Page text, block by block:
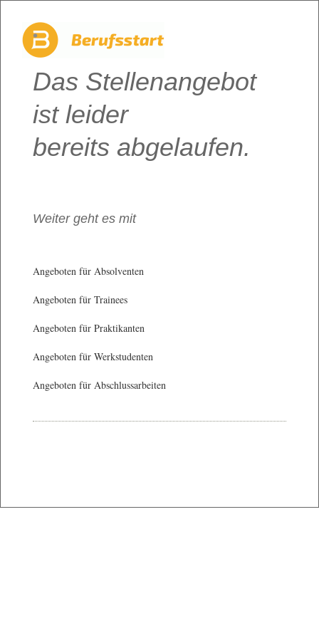
Das Stellenangebot
ist leider
bereits abgelaufen.
Weiter geht es mit
Angeboten für Absolventen
Angeboten für Trainees
Angeboten für Praktikanten
Angeboten für Werkstudenten
Angeboten für Abschlussarbeiten